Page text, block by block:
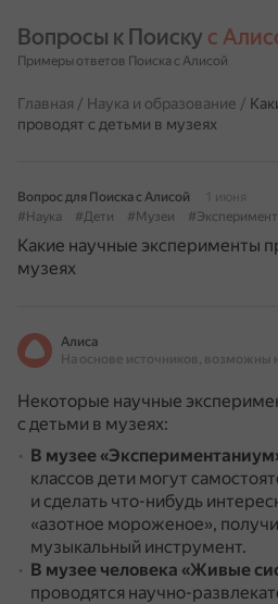
Вопросы к Поиску с
Примеры ответов Поиска с Алисой
Главная / Наука и образование /
проводят с детьми в музеях
Вопрос для Поиска с Алисой
1 июня
#Наука
#Дети #Музеи
Какие научные эксперименты
музеях
Алиса
Некоторые научные
с детьми в музеях:
В музее
классов дети могут
и сделать что-нибудь
«азотное мороженое»,
музыкальный инструмент.
В музее человека «Живые
проводятся научно-